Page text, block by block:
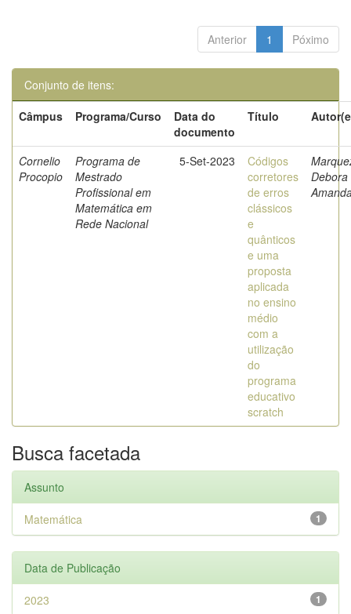
Anterior 1 Póximo
Conjunto de itens:
Câmpus
Programa/Curso
Data do
documento
Título
Cornelio
Procopio
Programa de
Mestrado
Profissional em
Matemática em
Rede Nacional
5-Set-2023
Códigos
corretores
de erros
clássicos
e
quânticos
e uma
proposta
aplicada
no ensino
médio
com a
utilização
do
programa
educativo
scratch
Debora
Busca facetada
Assunto
1
Matemática
Data de Publicação
1
2023